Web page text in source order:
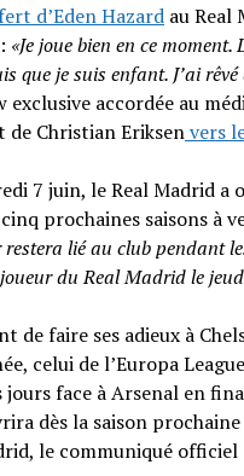
d’Eden Hazardau Real
«Je joue bien en ce
que je suis enfant. J’ai
exclusive accordée au
Christian Eriksenvers
7 juin, le Real Madrid
prochaines saisons à
lié au club pendant
du Real Madrid le
de faire ses adieux à
celui de l’Europa
jours face à Arsenal en
dès la saison
le communiqué